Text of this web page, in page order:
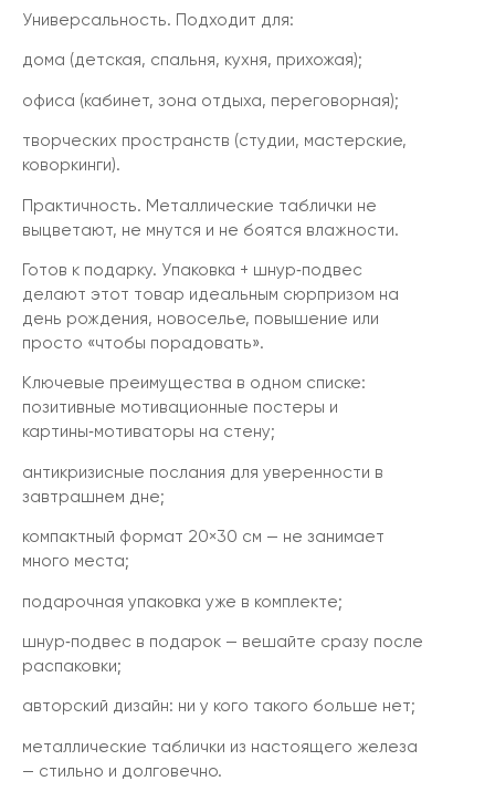
Универсальность. Подходит для:
дома (детская, спальня, кухня, прихожая);
офиса (кабинет, зона отдыха, переговорная);
творческих пространств (студии, мастерские,
коворкинги).
Практичность. Металлические таблички не
выцветают, не мнутся и не боятся влажности.
Готов к подарку. Упаковка + шнур‑подвес
делают этот товар идеальным сюрпризом на
день рождения, новоселье, повышение или
просто «чтобы порадовать».
Ключевые преимущества в одном списке:
позитивные мотивационные постеры и
картины‑мотиваторы на стену;
антикризисные послания для уверенности в
завтрашнем дне;
компактный формат 20×30 см — не занимает
много места;
подарочная упаковка уже в комплекте;
шнур‑подвес в подарок — вешайте сразу после
распаковки;
авторский дизайн: ни у кого такого больше нет;
металлические таблички из настоящего железа
— стильно и долговечно.